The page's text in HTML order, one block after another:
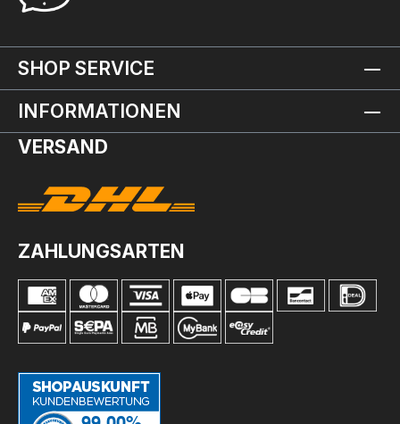
SHOP SERVICE
INFORMATIONEN
VERSAND
ZAHLUNGSARTEN